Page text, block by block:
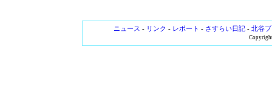
ニュース - リンク - レポート - さすらい日記- 北谷